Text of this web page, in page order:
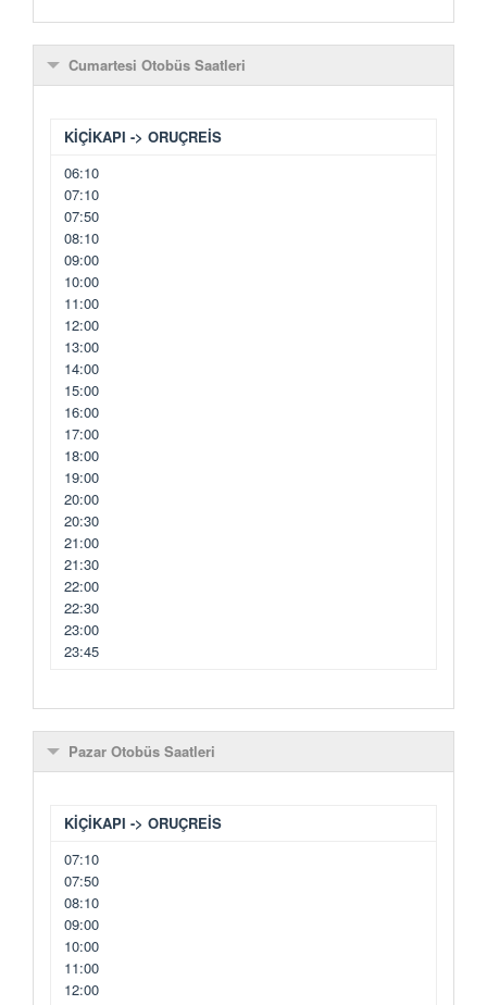
Cumartesi Otobüs Saatleri
KİÇİKAPI -> ORUÇREİS
06:10
07:10
07:50
08:10
09:00
10:00
11:00
12:00
13:00
14:00
15:00
16:00
17:00
18:00
19:00
20:00
20:30
21:00
21:30
22:00
22:30
23:00
23:45
Pazar Otobüs Saatleri
KİÇİKAPI -> ORUÇREİS
07:10
07:50
08:10
09:00
10:00
11:00
12:00